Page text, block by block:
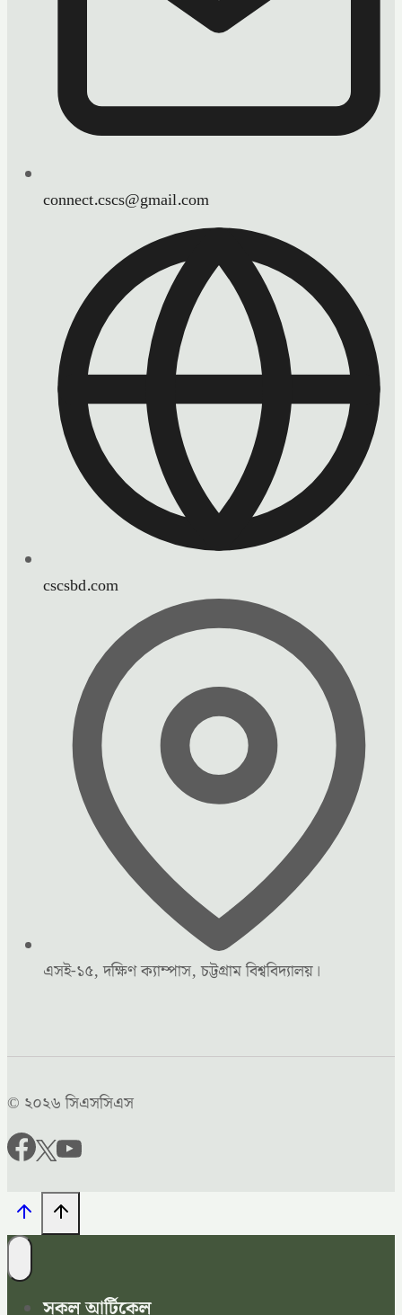
connect.cscs@gmail.com
cscsbd.com
এসই-১৫, দক্ষিণ ক্যাম্পাস, চট্টগ্রাম বিশ্ববিদ্যালয়।
© ২০২৬ সিএসসিএস
সকল আর্টিকেল